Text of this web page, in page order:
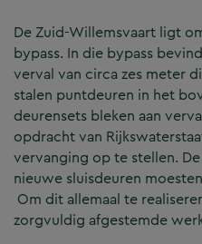
De Zuid-Willemsvaart ligt
bypass. In die bypass
verval van circa zes meter
stalen puntdeuren in het
deurensets bleken aan
opdracht van
vervanging op te stellen.
nieuwe sluisdeuren
Om dit allemaal te
zorgvuldig afgestemde